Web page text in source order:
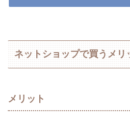
ネットショップで買うメリ
メリット